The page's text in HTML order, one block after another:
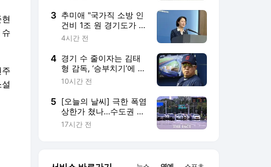
3 추미애 "국가직 소방 인
건비 1조 원 경기도가 대
납…재정개혁 시급"
4시간 전
4 경기 수 줄이자는 김태
형 감독, ‘승부치기’에 대
한 입장부터 밝혀야 [김
10시간 전
5 [오늘의 날씨] 극한 폭염
상한가 쳤나…수도권 소
나기, 동해안에 폭우
17시간 전